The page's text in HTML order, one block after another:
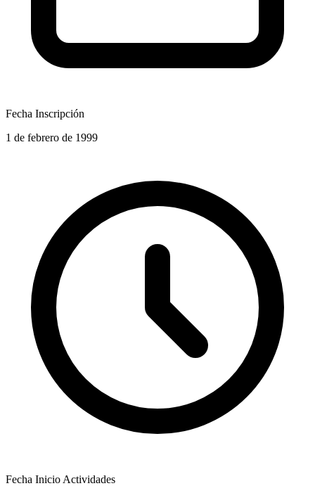
Fecha Inscripción
1 de febrero de 1999
Fecha Inicio Actividades